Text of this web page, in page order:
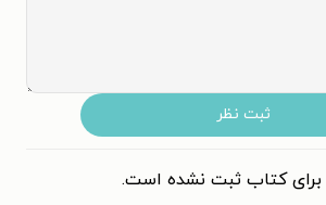
ثبت نظر
برای کتاب ثبت نشده است.